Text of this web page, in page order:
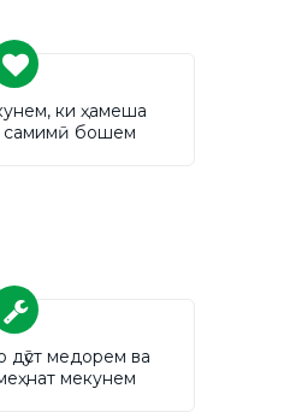
ки ҳамеша
самимӣ бошем
медорем ва
мекунем